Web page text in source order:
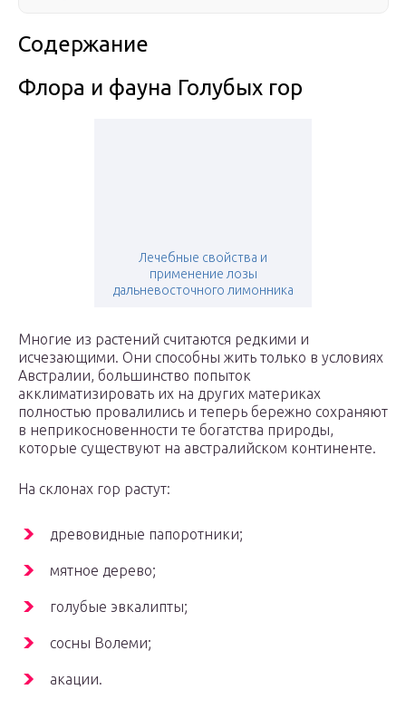
Содержание
Флора и фауна Голубых гор
Лечебные свойства и
применение лозы
дальневосточного лимонника
Многие из растений считаются редкими и
исчезающими. Они способны жить только в условиях
Австралии, большинство попыток
акклиматизировать их на других материках
полностью провалились и теперь бережно сохраняют
в неприкосновенности те богатства природы,
которые существуют на австралийском континенте.
На склонах гор растут:
древовидные папоротники;
мятное дерево;
голубые эвкалипты;
сосны Волеми;
акации.